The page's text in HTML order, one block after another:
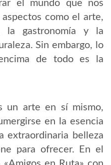
el mundo que nos
como el arte,
la gastronomía y la
Sin embargo, lo
de todo es la
un arte en sí mismo,
en la esencia
extraordinaria belleza
para ofrecer. En el